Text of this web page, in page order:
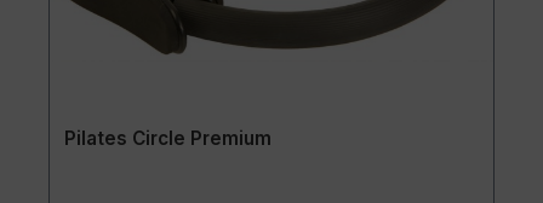
Pilates Circle Premium